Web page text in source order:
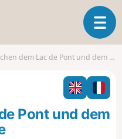
T
o
l
n
a
dem Lac de Pont und dem Canal de Bourgogne
Pont und dem